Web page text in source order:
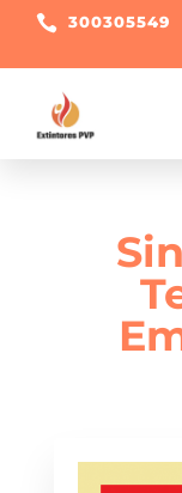
 300305549